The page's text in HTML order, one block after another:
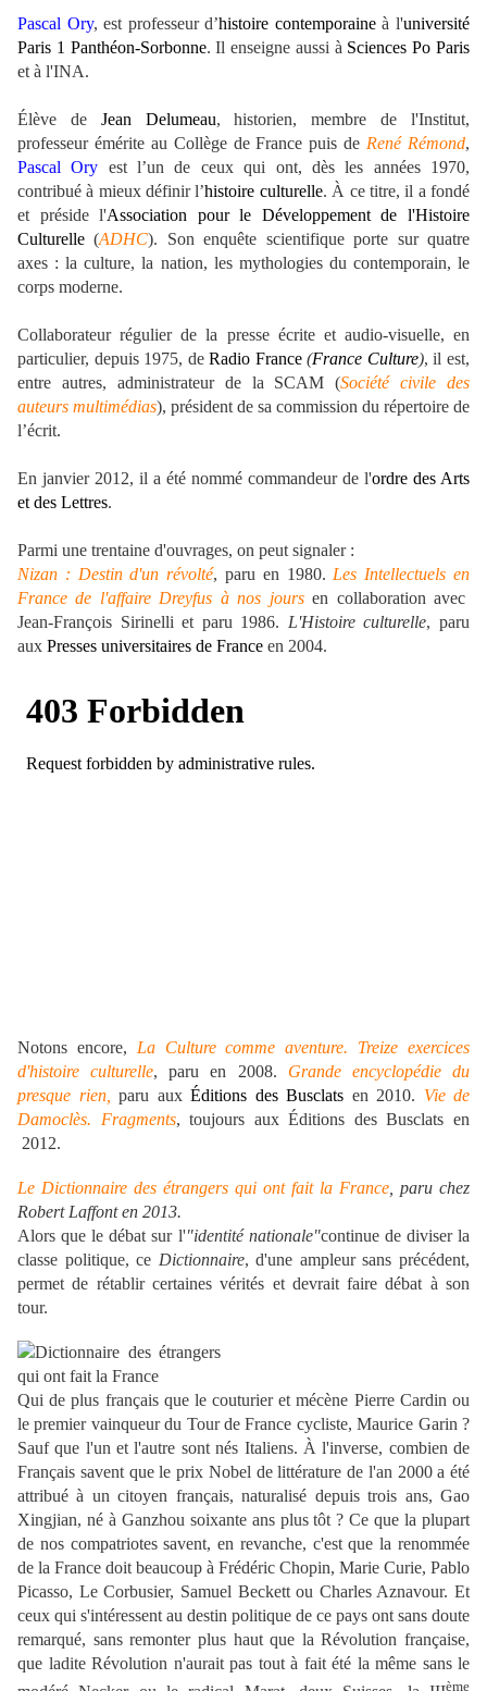
Pascal Ory, est professeur d’histoire contemporaineà l'université
Paris 1 Panthéon-Sorbonne. Il enseigne aussi à Sciences Po Paris
et à l'INA.
Élève de Jean Delumeau, historien, membre de l'Institut,
professeur émérite au Collège de France puis de René Rémond,
Pascal Ory est l’un de ceux qui ont, dès les années 1970,
contribué à mieux définir l’histoire culturelle. À ce titre, il a fondé
et préside l'Association pour le Développement de l'Histoire
Culturelle (ADHC). Son enquête scientifique porte sur quatre
axes : la culture, la nation, les mythologies du contemporain, le
corps moderne.
Collaborateur régulier de la presse écrite et audio-visuelle, en
particulier, depuis 1975, deRadio France (France Culture), il est,
entre autres, administrateur de la SCAM (Société civile des
auteurs multimédias), président de sa commission du répertoire de
l’écrit.
En janvier 2012, il a été nommé commandeur de l'ordre des Arts
et des Lettres.
Parmi une trentaine d'ouvrages, on peut signaler :
Nizan : Destin d'un révolté, paru en 1980. Les Intellectuels en
France de l'affaire Dreyfus à nos joursen collaboration avec
Jean-François Sirinelli et paru 1986. L'Histoire culturelle, paru
aux Presses universitaires de France en 2004.
Notons encore, La Culture comme aventure. Treize exercices
d'histoire culturelle, paru en 2008. Grande encyclopédie du
presque rien,
paru aux Éditions des Busclats en 2010. Vie de
Damoclès. Fragments, toujours aux Éditions des Busclats en
2012.
Le Dictionnaire des étrangers qui ont fait la France , paru chez
Robert Laffont en 2013.
Alors que le débat sur l'"identité nationale"continue de diviser la
classe politique, ce Dictionnaire, d'une ampleur sans précédent,
permet de rétablir certaines vérités et devrait faire débat à son
tour.
Qui de plus français que le couturier et mécène Pierre Cardin ou
le premier vainqueur du Tour de France cycliste, Maurice Garin ?
Sauf que l'un et l'autre sont nés Italiens. À l'inverse, combien de
Français savent que le prix Nobel de littérature de l'an 2000 a été
attribué à un citoyen français, naturalisé depuis trois ans, Gao
Xingjian, né à Ganzhou soixante ans plus tôt ? Ce que la plupart
de nos compatriotes savent, en revanche, c'est que la renommée
de la France doit beaucoup à Frédéric Chopin, Marie Curie, Pablo
Picasso, Le Corbusier, Samuel Beckett ou Charles Aznavour. Et
ceux qui s'intéressent au destin politique de ce pays ont sans doute
remarqué, sans remonter plus haut que la Révolution française,
que ladite Révolution n'aurait pas tout à fait été la même sans le
ème